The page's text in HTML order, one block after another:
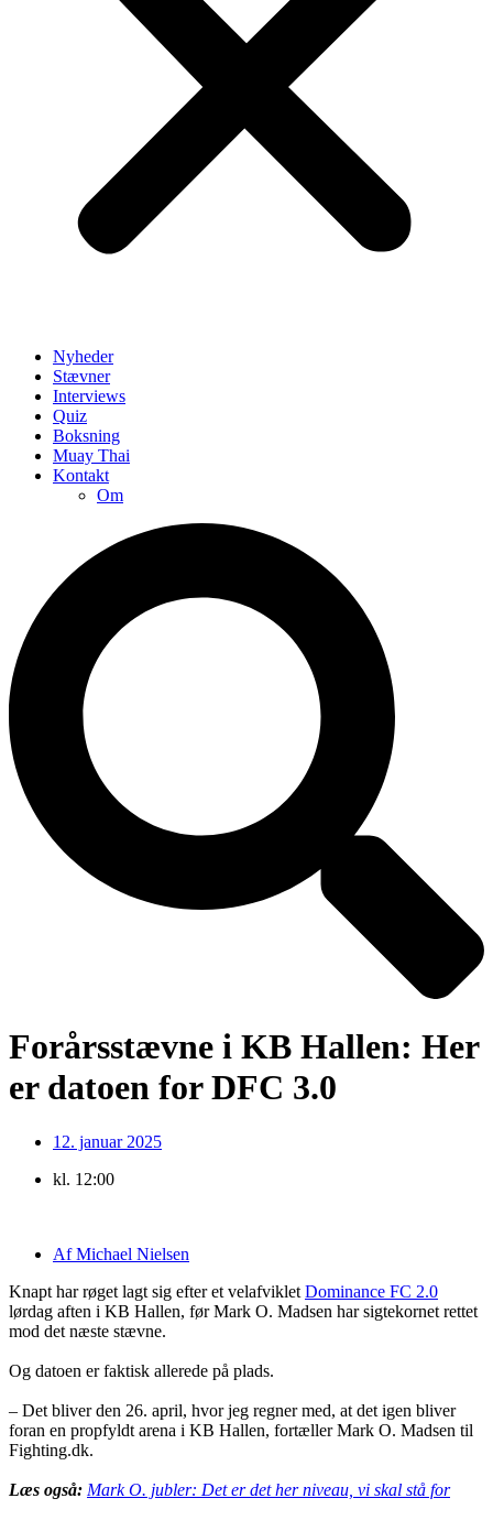
Nyheder
Stævner
Interviews
Quiz
Boksning
Muay Thai
Kontakt
Om
Forårsstævne i KB Hallen: Her
er datoen for DFC 3.0
12. januar 2025
kl. 12:00
AfMichael Nielsen
Knapt har røget lagt sig efter et velafviklet Dominance FC 2.0
lørdag aften i KB Hallen, før Mark O. Madsen har sigtekornet rettet
mod det næste stævne.
Og datoen er faktisk allerede på plads.
– Det bliver den 26. april, hvor jeg regner med, at det igen bliver
foran en propfyldt arena i KB Hallen, fortæller Mark O. Madsen til
Fighting.dk.
Læs også: Mark O. jubler: Det er det her niveau, vi skal stå for